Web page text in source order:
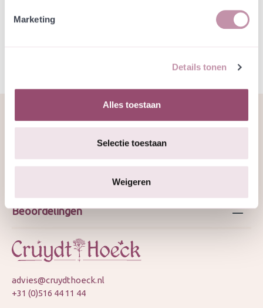
Marketing
Details tonen
Alles toestaan
Selectie toestaan
Weigeren
Specificatie
advies@cruydthoeck.nl
+31 (0)516 44 11 44
Beoordelingen